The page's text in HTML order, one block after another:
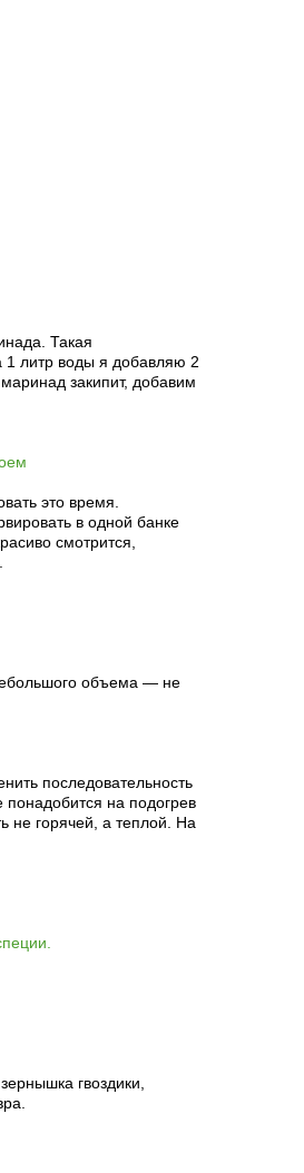
Такая
1 литр воды я добавляю 2
закипит, добавим
это время.
в одной банке
смотрится,
объема — не
последовательность
на подогрев
не горячей, а теплой. На
гвоздики,